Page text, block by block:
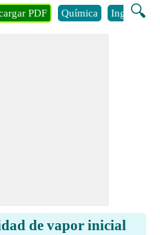
🔍
PDF Química Ingenieria
de vapor inicial